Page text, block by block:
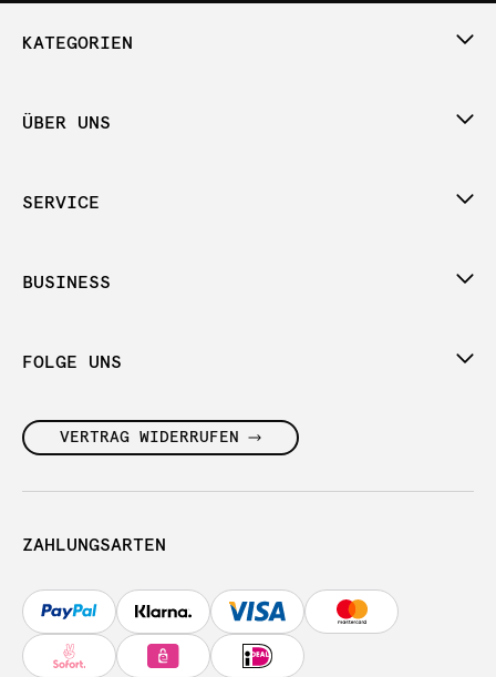
KATEGORIEN
ÜBER UNS
SERVICE
BUSINESS
FOLGE UNS
VERTRAG WIDERRUFEN
ZAHLUNGSARTEN